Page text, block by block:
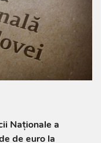
Naționale a
de euro la